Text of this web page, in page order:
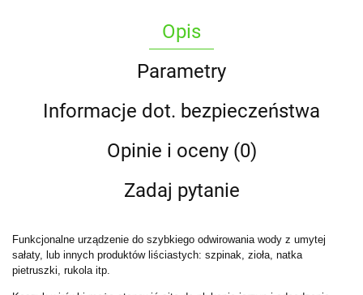
Opis
Parametry
Informacje dot. bezpieczeństwa
Opinie i oceny (0)
Zadaj pytanie
Funkcjonalne urządzenie do szybkiego odwirowania wody z umytej
sałaty, lub innych produktów liściastych: szpinak, zioła, natka
pietruszki, rukola itp.